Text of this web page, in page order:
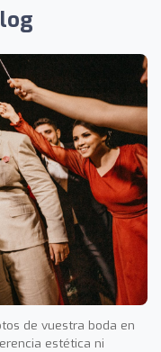
de vuestra boda en
estética ni